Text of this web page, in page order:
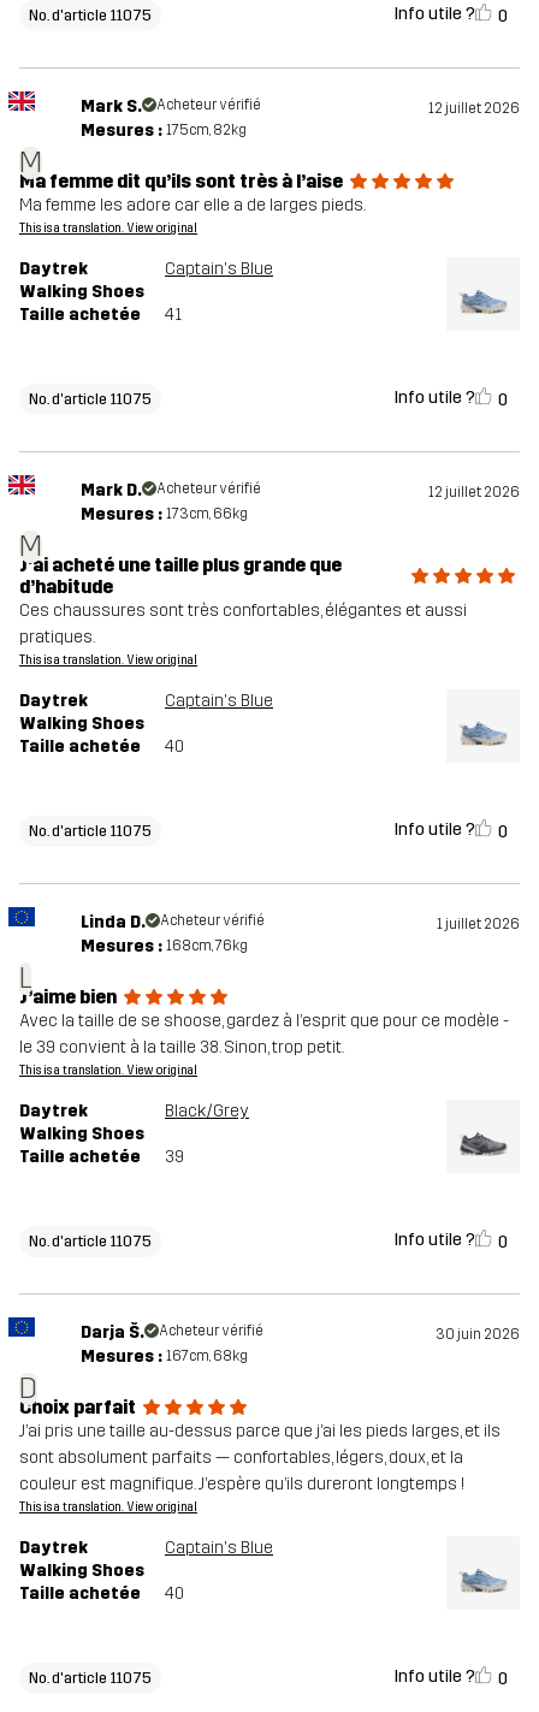
No. d'article 11075 Info utile ? 0
M
Mark S. Acheteur vérifié 12 juillet 2026
Mesures : 175cm, 82kg
Ma femme dit qu’ils sont très à l’aise
Ma femme les adore car elle a de larges pieds.
This is a translation. View original
Daytrek
Walking Shoes
Captain's Blue
Taille achetée 41
No. d'article 11075 Info utile ? 0
M
Mark D. Acheteur vérifié 12 juillet 2026
Mesures : 173cm, 66kg
J’ai acheté une taille plus grande que
d’habitude
Ces chaussures sont très confortables, élégantes et aussi
pratiques.
This is a translation. View original
Daytrek
Walking Shoes
Captain's Blue
Taille achetée 40
No. d'article 11075 Info utile ? 0
L
Linda D. Acheteur vérifié 1 juillet 2026
Mesures : 168cm, 76kg
J’aime bien
Avec la taille de se shoose, gardez à l’esprit que pour ce modèle -
le 39 convient à la taille 38. Sinon, trop petit.
This is a translation. View original
Daytrek
Walking Shoes
Black/Grey
Taille achetée 39
No. d'article 11075 Info utile ? 0
D
Darja Š. Acheteur vérifié 30 juin 2026
Mesures : 167cm, 68kg
Choix parfait
J’ai pris une taille au-dessus parce que j’ai les pieds larges, et ils
sont absolument parfaits — confortables, légers, doux, et la
couleur est magnifique. J’espère qu’ils dureront longtemps !
This is a translation. View original
Daytrek
Walking Shoes
Captain's Blue
Taille achetée 40
No. d'article 11075 Info utile ? 0